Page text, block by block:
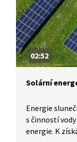
02:52
Solární
Energie
s činností
energie. K